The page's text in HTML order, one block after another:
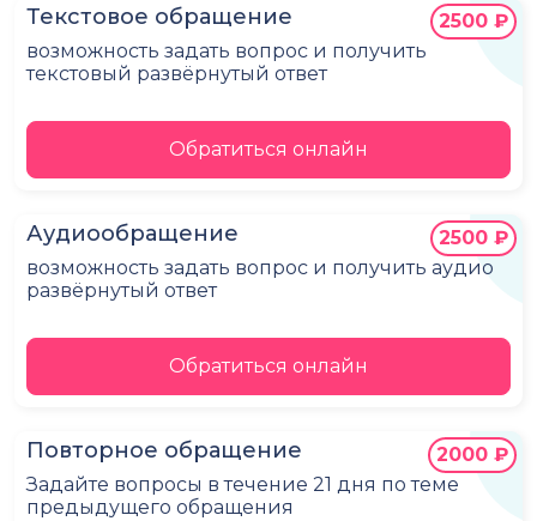
Текстовое обращение
возможность задать вопрос и получить
текстовый развёрнутый ответ
2500 ₽
Обратиться онлайн
Аудиообращение
возможность задать вопрос и получить аудио
развёрнутый ответ
2500 ₽
Обратиться онлайн
Повторное обращение
Задайте вопросы в течение 21 дня по теме
предыдущего обращения
2000 ₽